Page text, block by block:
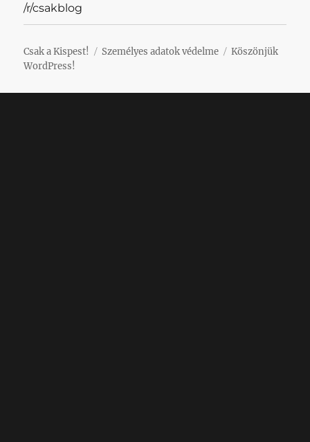
/r/csakblog
Csak a Kispest! Személyes adatok védelme
Köszönjük
WordPress!